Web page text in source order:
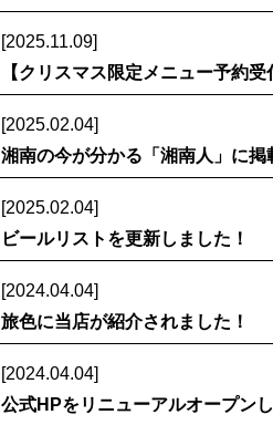
[2025.11.09]
【クリスマス限定メニュー予約受
[2025.02.04]
湘南の今が分かる「湘南人」に掲
[2025.02.04]
ビールリストを更新しました！
[2024.04.04]
旅色に当店が紹介されました！
[2024.04.04]
公式HPをリニューアルオープン